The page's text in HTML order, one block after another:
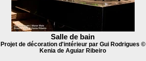
Salle de bain
Projet de décoration d'intérieur par Gui Rodrigues ©
Kenia de Aguiar Ribeiro